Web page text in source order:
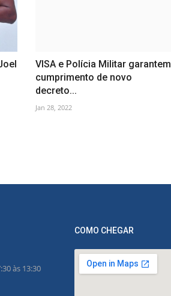
VISA e Polícia Militar garantem
cumprimento de novo
decreto...
Jan 28, 2022
às 13:30
COMO CHEGAR